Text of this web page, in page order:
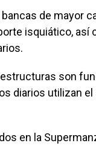
de mayor
isquiático,
son
diarios utilizan
en la